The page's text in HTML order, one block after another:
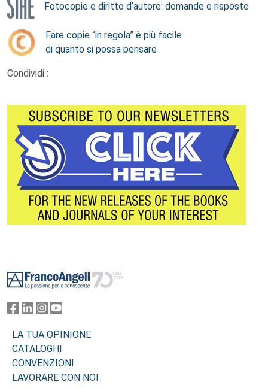
Fotocopie e diritto d’autore: domande e risposte
Fare copie “in regola” è più facile
di quanto si possa pensare
Condividi :
LA TUA OPINIONE
CATALOGHI
CONVENZIONI
LAVORARE CON NOI